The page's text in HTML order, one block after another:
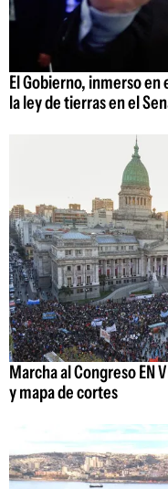
El Gobierno, inmerso
la ley de tierras en el
Marcha al Congreso EN
y mapa de cortes